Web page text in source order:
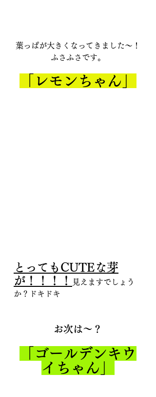
葉っぱが大きくなってきました〜！
ふさふさです。
「レモンちゃん」
とってもCUTEな芽
が！！！！
見えますでしょう
か？ドキドキ
お次は〜？
「ゴールデンキウ
イちゃん」